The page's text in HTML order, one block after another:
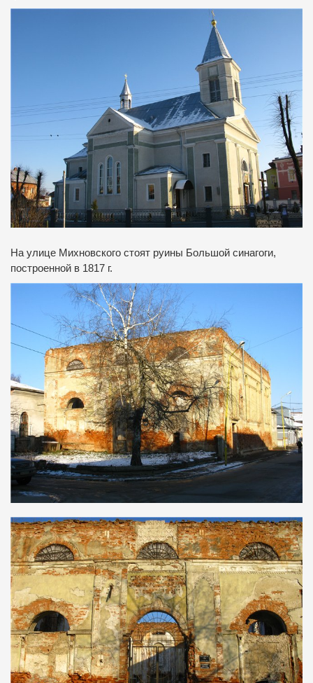
На улице Михновского стоят руины Большой синагоги,
построенной в 1817 г.